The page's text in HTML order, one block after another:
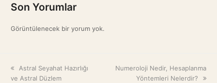
Son Yorumlar
Görüntülenecek bir yorum yok.
previous
post:
Astral Seyahat Hazırlığı
ve Astral Düzlem
next
Numeroloji Nedir, Hesaplanma
Yöntemleri Nelerdir?